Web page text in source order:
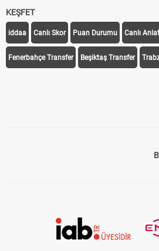
KEŞFET
iddaa Canlı Skor Puan Durumu Canlı
Fenerbahçe Transfer Beşiktaş Transfer